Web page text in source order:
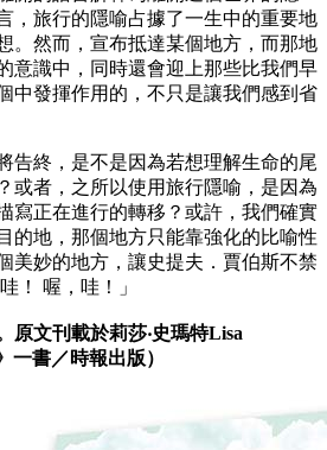
，旅行的隱喻占據了一生中的重要地
。然而，宣布抵達某個地方，而那地
意識中，同時還會迎上那些比我們早
中發揮作用的，不只是讓我們感到省
告終，是不是因為若想理解生命的尾
或者，之所以使用旅行隱喻，是因為
寫正在進行的轉移？或許，我們確實
的地，那個地方只能靠強化的比喻性
美妙的地方，讓史提夫．賈伯斯不禁
！ 喔，哇！」
原文刊載於莉莎‧史瑪特Lisa
一書／時報出版）